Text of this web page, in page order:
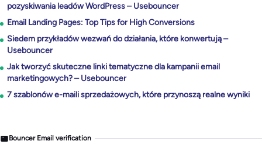
pozyskiwania leadów WordPress – Usebouncer
Email Landing Pages: Top Tips for High Conversions
Siedem przykładów wezwań do działania, które konwertują –
Usebouncer
Jak tworzyć skuteczne linki tematyczne dla kampanii email
marketingowych? – Usebouncer
7 szablonów e-maili sprzedażowych, które przynoszą realne wyniki
Bouncer Email verification